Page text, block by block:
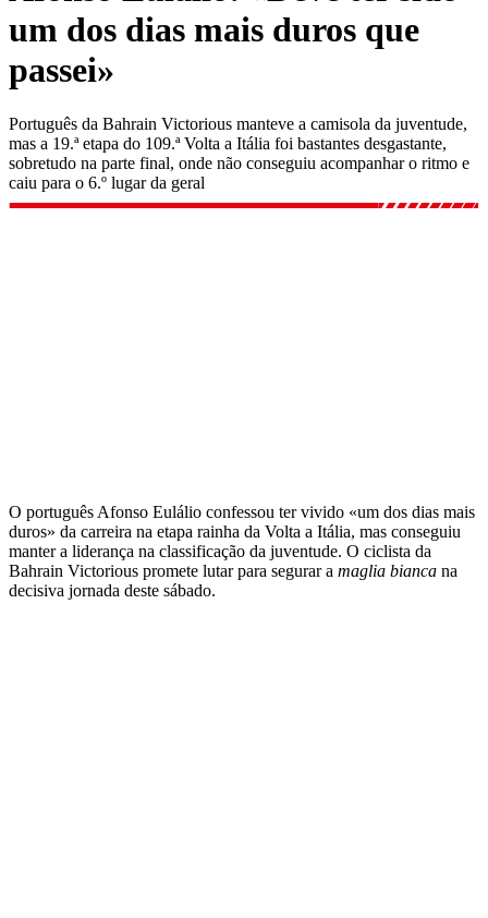
um dos dias mais duros que
passei»
Português da Bahrain Victorious manteve a camisola da juventude,
mas a 19.ª etapa do 109.ª Volta a Itália foi bastantes desgastante,
sobretudo na parte final, onde não conseguiu acompanhar o ritmo e
caiu para o 6.º lugar da geral
O português Afonso Eulálio confessou ter vivido «um dos dias mais
duros» da carreira na etapa rainha da Volta a Itália, mas conseguiu
manter a liderança na classificação da juventude. O ciclista da
Bahrain Victorious promete lutar para segurar a maglia bianca na
decisiva jornada deste sábado.